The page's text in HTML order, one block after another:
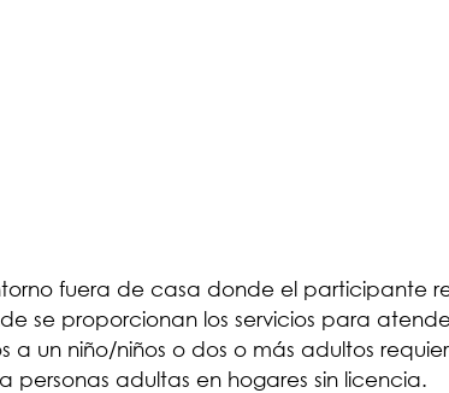
fuera de casa donde el participante
se proporcionan los servicios para
a un niño/niños o dos o más adultos
adultas en hogares sin licencia.